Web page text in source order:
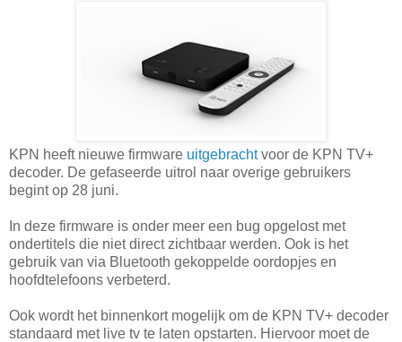
KPN heeft nieuwe firmware uitgebrachtvoor de KPN TV+
decoder. De gefaseerde uitrol naar overige gebruikers
begint op 28 juni.
In deze firmware is onder meer een bug opgelost met
ondertitels die niet direct zichtbaar werden. Ook is het
gebruik van via Bluetooth gekoppelde oordopjes en
hoofdtelefoons verbeterd.
Ook wordt het binnenkort mogelijk om de KPN TV+ decoder
standaard met live tv te laten opstarten. Hiervoor moet de